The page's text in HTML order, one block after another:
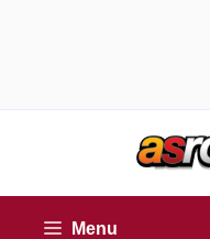
Menu